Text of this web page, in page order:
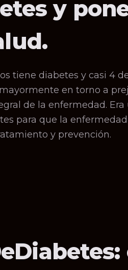
y
tiene diabetes y casi 4
en torno a
de la enfermedad. Era
para que la
y prevención.